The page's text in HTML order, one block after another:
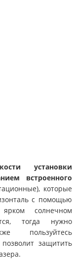
установки
встроенного
которые
с помощью
солнечном
тогда нужно
пользуйтесь
защитить